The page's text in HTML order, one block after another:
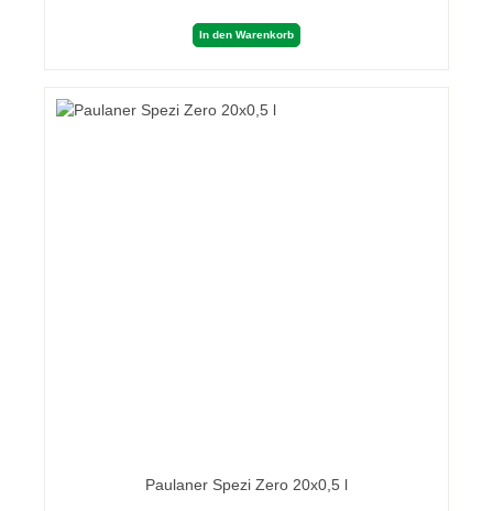
In den Warenkorb
Paulaner Spezi Zero 20x0,5 l